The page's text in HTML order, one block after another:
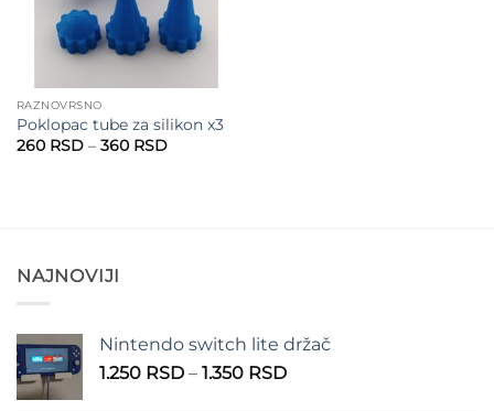
RAZNOVRSNO
Poklopac tube za silikon x3
260 RSD – 360 RSDRaspon
NAJNOVIJI
Nintendo switch lite držač
1.250 RSD – 1.350 RSDRaspon